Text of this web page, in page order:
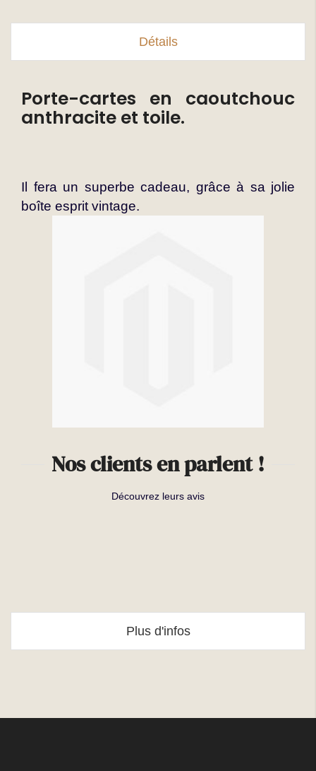
Détails
Porte-cartes en caoutchouc
anthracite et toile.
Il fera un superbe cadeau, grâce à sa jolie
boîte esprit vintage.
Nos clients en parlent !
Découvrez leurs avis
Plus d'infos